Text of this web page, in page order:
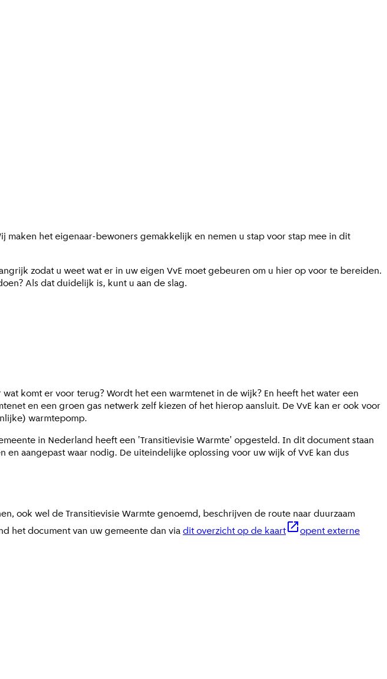
het eigenaar-bewoners gemakkelijk en nemen u stap voor stap mee in dit
zodat u weet wat er in uw eigen VvE moet gebeuren om u hier op voor te bereiden.
Als dat duidelijk is, kunt u aan de slag.
komt er voor terug? Wordt het een warmtenet in de wijk? En heeft het water een
en een groen gas netwerk zelf kiezen of het hierop aansluit. De VvE kan er ook voor
warmtepomp.
in Nederland heeft een 'Transitievisie Warmte' opgesteld. In dit document staan
aangepast waar nodig. De uiteindelijke oplossing voor uw wijk of VvE kan dus
ook wel de Transitievisie Warmte genoemd, beschrijven de route naar duurzaam
het document van uw gemeente dan viadit overzicht op de kaart
opent externe